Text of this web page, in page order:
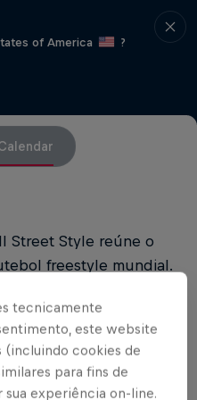
of America
?
Street Style reúne o
freestyle mundial.
a premiar os melhores
como Roberto Carlos,
Davids, Nani e
Em 2020, o júri terá
tecnicamente
este website
(incluindo cookies de
para fins de
experiência on-line.